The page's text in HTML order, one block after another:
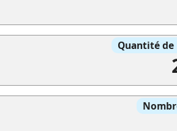
Quantité